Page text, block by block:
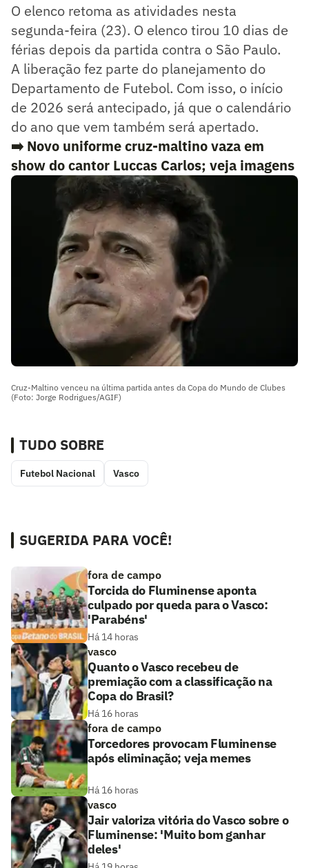
O elenco retoma as atividades nesta
segunda-feira (23). O elenco tirou 10 dias de
férias depois da partida contra o São Paulo.
A liberação fez parte do planejamento do
Departamento de Futebol. Com isso, o início
de 2026 será antecipado, já que o calendário
do ano que vem também será apertado.
➡️ Novo uniforme cruz-maltino vaza em
show do cantor Luccas Carlos; veja imagens
Cruz-Maltino venceu na última partida antes da Copa do Mundo de Clubes
(Foto: Jorge Rodrigues/AGIF)
TUDO SOBRE
Futebol Nacional Vasco
SUGERIDA PARA VOCÊ!
fora de campo
Torcida do Fluminense aponta
culpado por queda para o Vasco:
'Parabéns'
Há 14 horas
vasco
Quanto o Vasco recebeu de
premiação com a classificação na
Copa do Brasil?
Há 16 horas
fora de campo
Torcedores provocam Fluminense
após eliminação; veja memes
Há 16 horas
vasco
Jair valoriza vitória do Vasco sobre o
Fluminense: 'Muito bom ganhar
deles'